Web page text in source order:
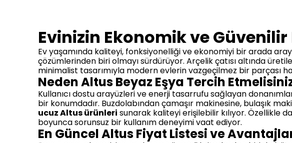
Evinizin Ekonomik ve
Ev yaşamında kaliteyi, fonksiyonelliği ve ekonomiyi bir arada
çözümlerinden biri olmayı sürdürüyor. Arçelik çatısı altında
minimalist tasarımıyla modern evlerin vazgeçilmez bir parçası
Neden Altus Beyaz Eşya Tercih
Kullanıcı dostu arayüzleri ve enerji tasarrufu sağlayan
bir konumdadır. Buzdolabından çamaşır makinesine, bulaşık
ucuz Altus ürünleri sunarak kaliteyi erişilebilir kılıyor. Özellikle
boyunca sorunsuz bir kullanım deneyimi vaat ediyor.
En Güncel Altus Fiyat Listesi ve